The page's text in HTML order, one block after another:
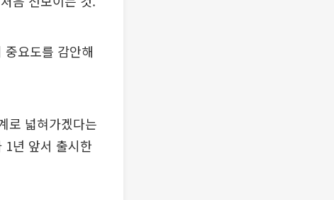
요도를 감안해
로 넓혀가겠다는
1년 앞서 출시한